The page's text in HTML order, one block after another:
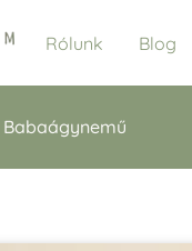
Rólunk Blog
Babaágynemű